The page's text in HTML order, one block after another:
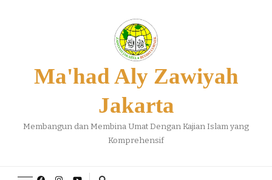
Ma'had Aly Zawiyah
Jakarta
Membangun dan Membina Umat Dengan Kajian Islam yang
Komprehensif